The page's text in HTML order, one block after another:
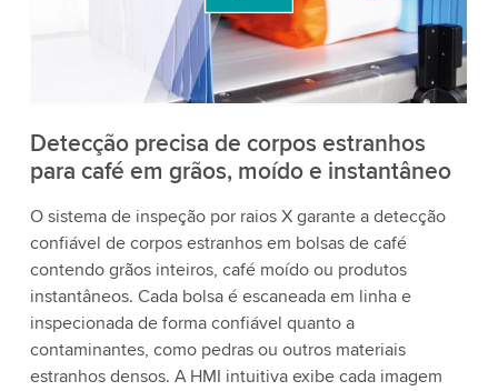
aceite o serviço para assistir a este vídeo.
Mais informações
Detecção precisa de corpos estranhos
para café em grãos, moído e instantâneo
O sistema de inspeção por raios X garante a detecção
confiável de corpos estranhos em bolsas de café
contendo grãos inteiros, café moído ou produtos
instantâneos. Cada bolsa é escaneada em linha e
inspecionada de forma confiável quanto a
contaminantes, como pedras ou outros materiais
estranhos densos. A HMI intuitiva exibe cada imagem